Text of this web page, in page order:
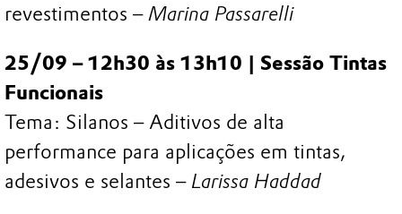
revestimentos –Marina Passarelli
25/09 – 12h30 às 13h10 | Sessão Tintas
Funcionais
Tema: Silanos – Aditivos de alta
performance para aplicações em tintas,
adesivos e selantes – Larissa Haddad